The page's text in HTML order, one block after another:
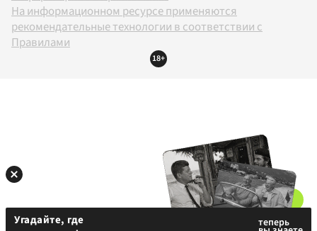
На информационном ресурсе применяются
рекомендательные технологии в соответствии с
Правилами
18+
Угадайте, где